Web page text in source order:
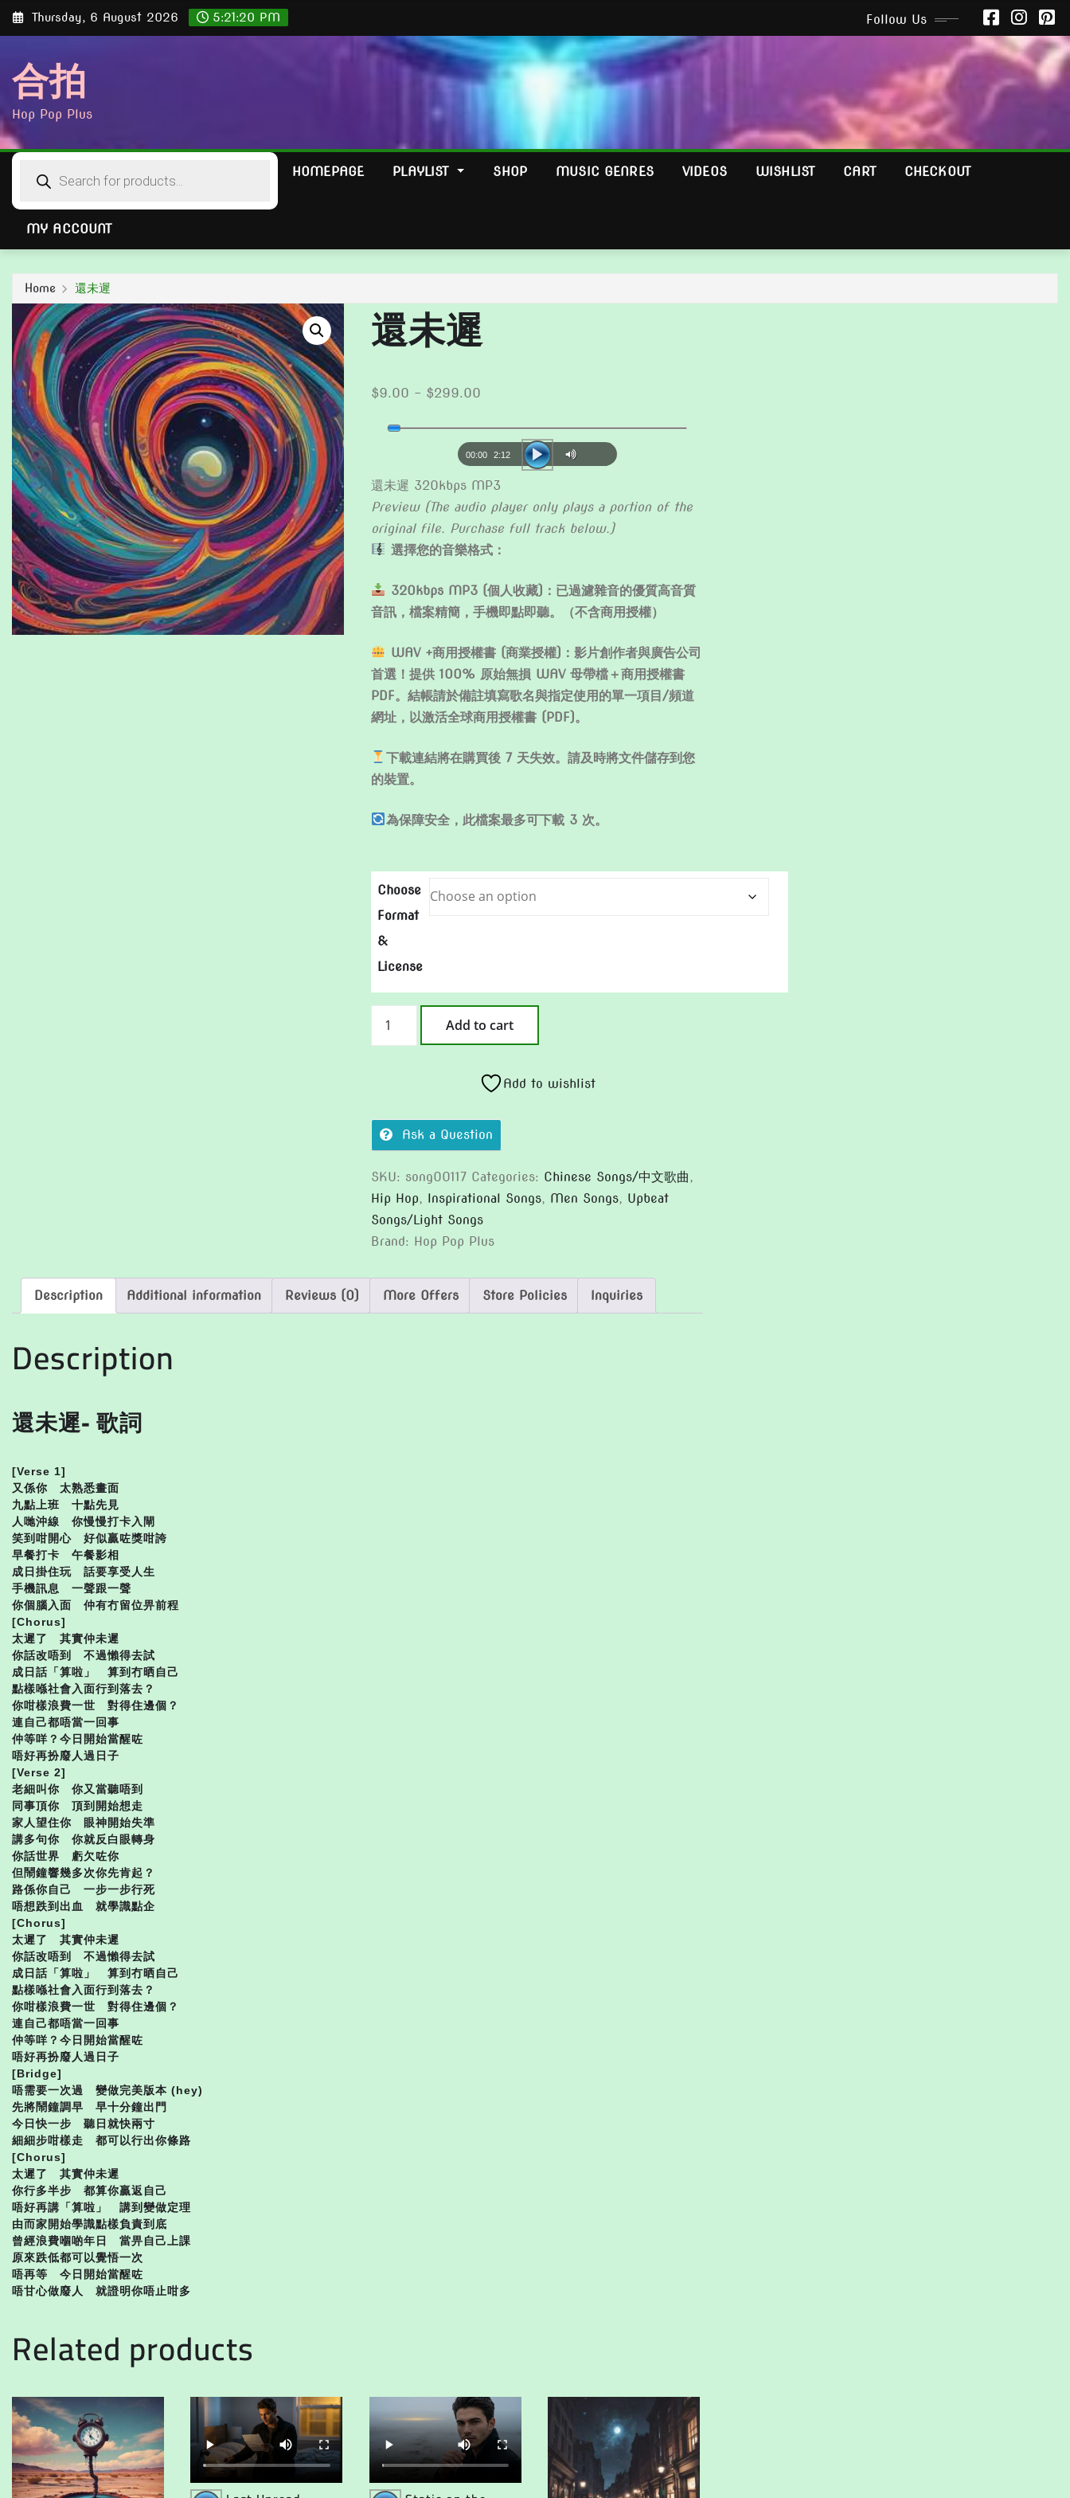
Skip
Thursday, 6 August 2026 5:21:21 PM Follow Us
合拍
Hop Pop Plus
search
HOMEPAGE PLAYLIST SHOP MUSIC GENRES VIDEOS WISHLIST CART CHECKOUT
MY ACCOUNT
Home 還未遲
還未遲
$9.00 – $299.00
through
$299.00
Audio
00:00 2:12
還未遲 320kbps MP3
Preview (The audio player only plays a portion of the
original file. Purchase full track below.)
選擇您的音樂格式：
320kbps MP3 (個人收藏)：已過濾雜音的優質高音質
音訊，檔案精簡，手機即點即聽。（不含商用授權）
WAV +商用授權書 (商業授權)：影片創作者與廣告公司
首選！提供 100% 原始無損 WAV 母帶檔＋商用授權書
PDF。結帳請於備註填寫歌名與指定使用的單一項目/頻道
網址，以激活全球商用授權書 (PDF)。
下載連結將在購買後 7 天失效。請及時將文件儲存到您
的裝置。
為保障安全，此檔案最多可下載 3 次。
Choose
Format
&
License
Add to cart
Add to wishlist
Ask a Question
SKU: song00117 Categories: Chinese Songs/中文歌曲,
Hip Hop, Inspirational Songs, Men Songs, Upbeat
Songs/Light Songs
Brand: Hop Pop Plus
Description Additional information Reviews (0) More Offers Store Policies Inquiries
Description
還未遲- 歌詞
[Verse 1]
又係你 太熟悉畫面
九點上班 十點先見
人哋沖線 你慢慢打卡入閘
笑到咁開心 好似贏咗獎咁誇
早餐打卡 午餐影相
成日掛住玩 話要享受人生
手機訊息 一聲跟一聲
你個腦入面 仲有冇留位畀前程
[Chorus]
太遲了 其實仲未遲
你話改唔到 不過懶得去試
成日話「算啦」 算到冇晒自己
點樣喺社會入面行到落去？
你咁樣浪費一世 對得住邊個？
連自己都唔當一回事
仲等咩？今日開始當醒咗
唔好再扮廢人過日子
[Verse 2]
老細叫你 你又當聽唔到
同事頂你 頂到開始想走
家人望住你 眼神開始失準
講多句你 你就反白眼轉身
你話世界 虧欠咗你
但鬧鐘響幾多次你先肯起？
路係你自己 一步一步行死
唔想跌到出血 就學識點企
[Chorus]
太遲了 其實仲未遲
你話改唔到 不過懶得去試
成日話「算啦」 算到冇晒自己
點樣喺社會入面行到落去？
你咁樣浪費一世 對得住邊個？
連自己都唔當一回事
仲等咩？今日開始當醒咗
唔好再扮廢人過日子
[Bridge]
唔需要一次過 變做完美版本 (hey)
先將鬧鐘調早 早十分鐘出門
今日快一步 聽日就快兩寸
細細步咁樣走 都可以行出你條路
[Chorus]
太遲了 其實仲未遲
你行多半步 都算你贏返自己
唔好再講「算啦」 講到變做定理
由而家開始學識點樣負責到底
曾經浪費嗰啲年日 當畀自己上課
原來跌低都可以覺悟一次
唔再等 今日開始當醒咗
唔甘心做廢人 就證明你唔止咁多
Related products